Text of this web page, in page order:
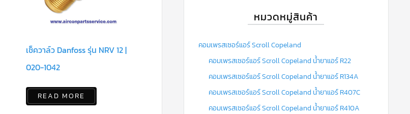
เช็ควาล์ว Danfoss รุ่น NRV 12 |
020-1042
READ MORE
หมวดหมู่สินค้า
คอมเพรสเซอร์แอร์ Scroll Copeland
คอมเพรสเซอร์แอร์ Scroll Copeland น้ำยาแอร์ R22
คอมเพรสเซอร์แอร์ Scroll Copeland น้ำยาแอร์ R134A
คอมเพรสเซอร์แอร์ Scroll Copeland น้ำยาแอร์ R407C
คอมเพรสเซอร์แอร์ Scroll Copeland น้ำยาแอร์ R410A